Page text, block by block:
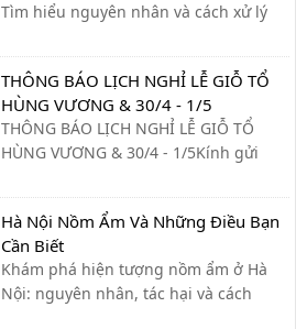
Tìm hiểu nguyên nhân và cách xử lý
hiệu quả giúp sàn nhà luôn khô ráo.
THÔNG BÁO LỊCH NGHỈ LỄ GIỖ TỔ
HÙNG VƯƠNG & 30/4 - 1/5
THÔNG BÁO LỊCH NGHỈ LỄ GIỖ TỔ
HÙNG VƯƠNG & 30/4 - 1/5Kính gửi
ty xin trân trọng thông báo lịch nghỉ lễ
như sau:- Giỗ Tổ Hùng Vương: Nghỉ
ngày 26/04 – 27/04- Giải phóng miền
Nam & Quốc tế Lao động (30/4 - ...
Hà Nội Nồm Ẩm Và Những Điều Bạn
Cần Biết
Khám phá hiện tượng nồm ẩm ở Hà
Nội: nguyên nhân, tác hại và cách